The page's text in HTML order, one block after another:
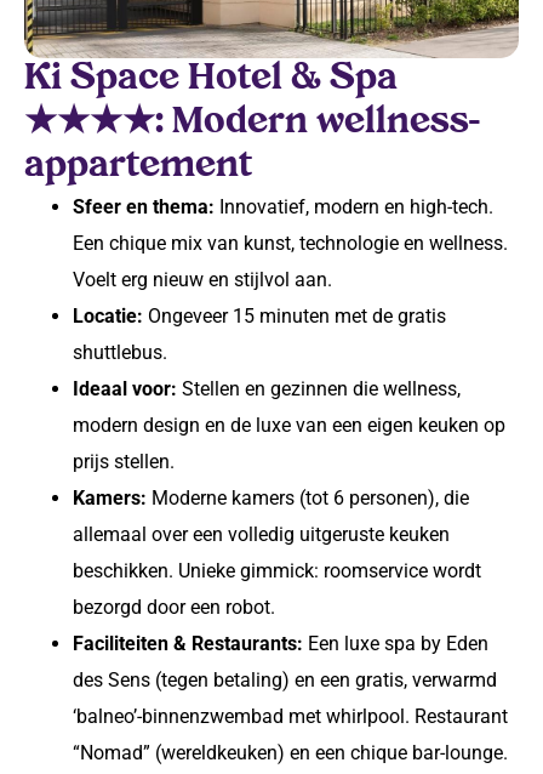
Ki Space Hotel & Spa
★★★★: Modern wellness-
appartement
Sfeer en thema: Innovatief, modern en high-tech.
Een chique mix van kunst, technologie en wellness.
Voelt erg nieuw en stijlvol aan.
Locatie: Ongeveer 15 minuten met de gratis
shuttlebus.
Ideaal voor: Stellen en gezinnen die wellness,
modern design en de luxe van een eigen keuken op
prijs stellen.
Kamers: Moderne kamers (tot 6 personen), die
allemaal over een volledig uitgeruste keuken
beschikken. Unieke gimmick: roomservice wordt
bezorgd door een robot.
Faciliteiten & Restaurants: Een luxe spa by Eden
des Sens (tegen betaling) en een gratis, verwarmd
‘balneo’-binnenzwembad met whirlpool. Restaurant
“Nomad” (wereldkeuken) en een chique bar-lounge.